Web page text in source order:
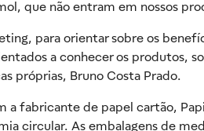
que não entram em nossos
para orientar sobre os
a conhecer os produtos,
próprias, Bruno Costa Prado.
a fabricante de papel cartão,
circular. As embalagens de